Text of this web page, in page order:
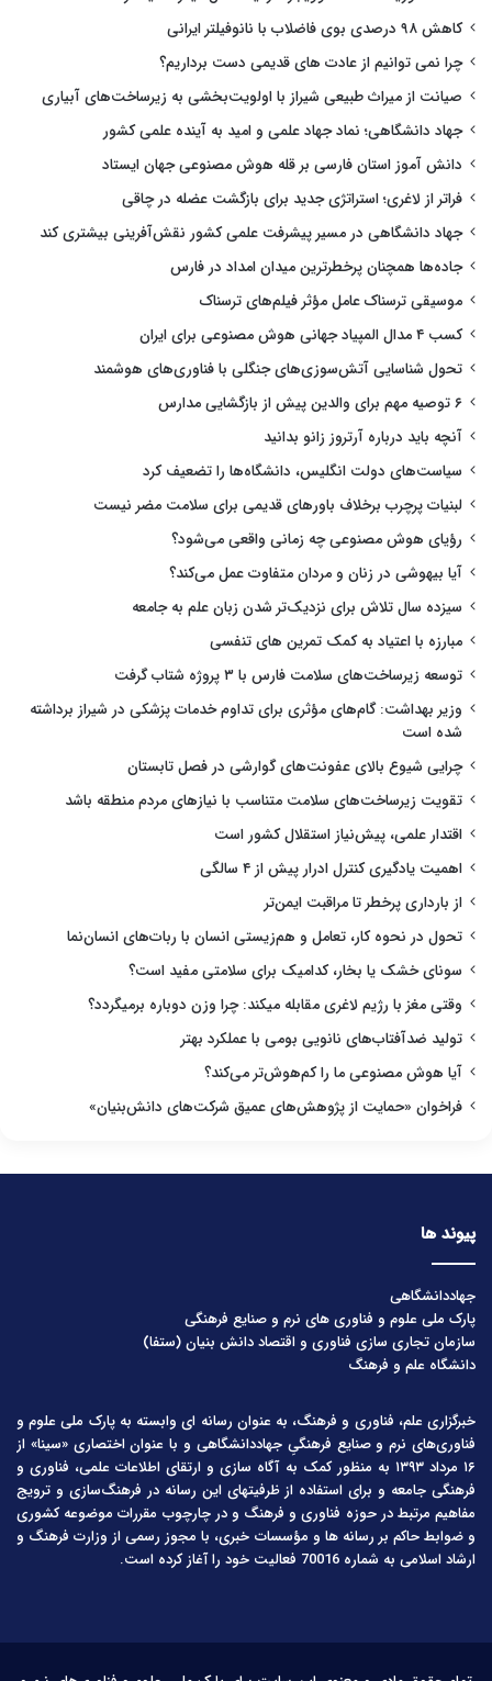
کاهش ۹۸ درصدی بوی فاضلاب با نانوفیلتر ایرانی
چرا نمی توانیم از عادت های قدیمی دست برداریم؟
صیانت از میراث طبیعی شیراز با اولویت‌بخشی به زیرساخت‌های آبیاری
جهاد دانشگاهی؛ نماد جهاد علمی و امید به آینده علمی کشور
دانش آموز استان فارسی بر قله هوش مصنوعی جهان ایستاد
فراتر از لاغری؛ استراتژی جدید برای بازگشت عضله در چاقی
جهاد دانشگاهی در مسیر پیشرفت علمی کشور نقش‌آفرینی بیشتری کند
جاده‌ها همچنان پرخطرترین میدان امداد در فارس
موسیقی ترسناک عامل مؤثر فیلم‌های ترسناک
کسب ۴ مدال المپیاد جهانی هوش مصنوعی برای ایران
تحول شناسایی آتش‌سوزی‌های جنگلی با فناوری‌های هوشمند
۶ توصیه مهم برای والدین پیش از بازگشایی مدارس
آنچه باید درباره آرتروز زانو بدانید
سیاست‌های دولت انگلیس، دانشگاه‌ها را تضعیف کرد
لبنیات پرچرب برخلاف باورهای قدیمی برای سلامت مضر نیست
رؤیای هوش مصنوعی چه زمانی واقعی می‌شود؟
آیا بیهوشی در زنان و مردان متفاوت عمل می‌کند؟
سیزده سال تلاش برای نزدیک‌تر شدن زبان علم به جامعه
مبارزه با اعتیاد به کمک تمرین های تنفسی
توسعه زیرساخت‌های سلامت فارس با ۳ پروژه شتاب گرفت
وزیر بهداشت: گام‌های مؤثری برای تداوم خدمات پزشکی در شیراز برداشته
شده است
چرایی شیوع بالای عفونت‌های گوارشی در فصل تابستان
تقویت زیرساخت‌های سلامت متناسب با نیازهای مردم منطقه باشد
اقتدار علمی، پیش‌نیاز استقلال کشور است
اهمیت یادگیری کنترل ادرار پیش از ۴ سالگی
از بارداری پرخطر تا مراقبت ایمن‌تر
تحول در نحوه کار، تعامل و هم‌زیستی انسان با ربات‌های انسان‌نما
سونای خشک یا بخار، کدامیک برای سلامتی مفید است؟
وقتی مغز با رژیم لاغری مقابله میکند: چرا وزن دوباره برمیگردد؟
تولید ضدآفتاب‌های نانویی بومی با عملکرد بهتر
آیا هوش مصنوعی ما را کم‌هوش‌تر می‌کند؟
فراخوان «حمایت از پژوهش‌های عمیق شرکت‌های دانش‌بنیان»
پیوند ها
جهاددانشگاهی
پارک ملی علوم و فناوری های نرم و صنایع فرهنگی
سازمان تجاری سازی فناوری و اقتصاد دانش بنیان (ستفا)
دانشگاه علم و فرهنگ
خبرگزاری علم، فناوری و فرهنگ، به عنوان رسانه ای وابسته به پارک ملی علوم و
فناوری‌های نرم و صنایع فرهنگیِ جهاددانشگاهی و با عنوان اختصاری «سینا» از
۱۶ مرداد ۱۳۹۳ به منظور کمک به آگاه سازی و ارتقای اطلاعات علمی، فناوری و
فرهنگی جامعه و برای استفاده از ظرفیتهای این رسانه در فرهنگ‌سازی و ترویج
مفاهیم مرتبط در حوزه فناوری و فرهنگ و در چارچوب مقررات موضوعه کشوری
و ضوابط حاکم بر رسانه ها و مؤسسات خبری، با مجوز رسمی از وزارت فرهنگ و
ارشاد اسلامی به شماره 70016 فعالیت خود را آغاز کرده است.